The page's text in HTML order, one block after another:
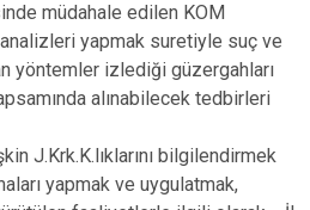
müdahale edilen KOM
yapmak suretiyle suç ve
yöntemler izlediği güzergahları
alınabilecek tedbirleri
J.Krk.K.lıklarını bilgilendirmek
yapmak ve uygulatmak,